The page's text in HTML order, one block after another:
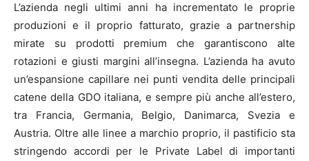
L’azienda negli ultimi anni ha incrementato le proprie
produzioni e il proprio fatturato, grazie a partnership
mirate su prodotti premium che garantiscono alte
rotazioni e giusti margini all’insegna. L’azienda ha avuto
un’espansione capillare nei punti vendita delle principali
catene della GDO italiana, e sempre più anche all’estero,
tra Francia, Germania, Belgio, Danimarca, Svezia e
Austria. Oltre alle linee a marchio proprio, il pastificio sta
stringendo accordi per le Private Label di importanti